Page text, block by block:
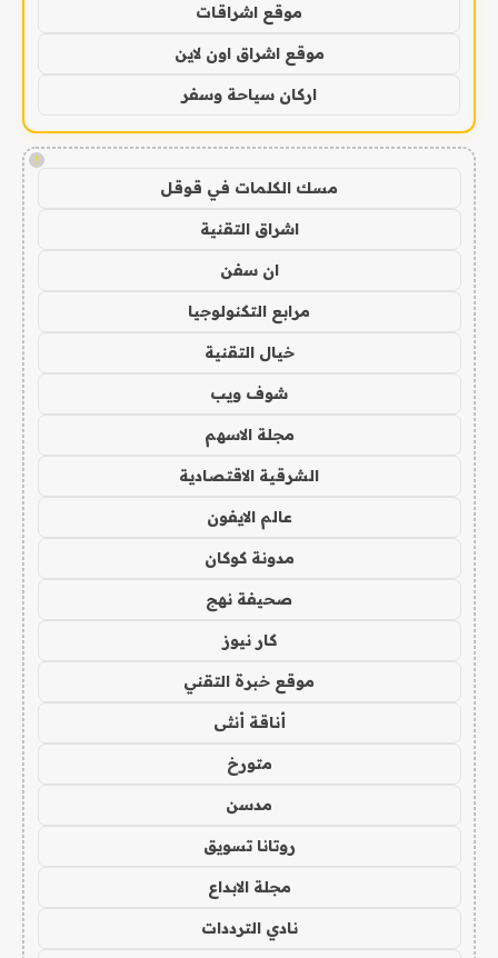
موقع اشراقات
موقع اشراق اون لاين
اركان سياحة وسفر
!
مسك الكلمات في قوقل
اشراق التقنية
ان سفن
مرابع التكنولوجيا
خيال التقنية
شوف ويب
مجلة الاسهم
الشرقية الاقتصادية
عالم الايفون
مدونة كوكان
صحيفة نهج
كار نيوز
موقع خبرة التقني
أناقة أنثى
متورخ
مدسن
روتانا تسويق
مجلة الابداع
نادي الترددات